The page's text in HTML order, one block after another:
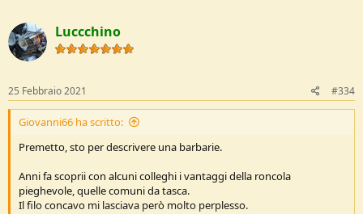
Luccchino
25 Febbraio 2021 #334
Giovanni66 ha scritto:
Premetto, sto per descrivere una barbarie.
Anni fa scoprii con alcuni colleghi i vantaggi della roncola
pieghevole, quelle comuni da tasca.
Il filo concavo mi lasciava però molto perplesso.